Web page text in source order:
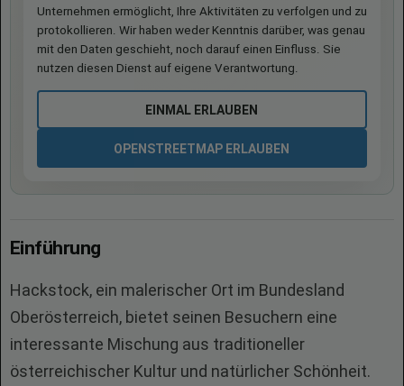
Unternehmen ermöglicht, Ihre Aktivitäten zu verfolgen und zu
protokollieren. Wir haben weder Kenntnis darüber, was genau
mit den Daten geschieht, noch darauf einen Einfluss. Sie
nutzen diesen Dienst auf eigene Verantwortung.
EINMAL ERLAUBEN
OPENSTREETMAP ERLAUBEN
Einführung
Hackstock, ein malerischer Ort im Bundesland
Oberösterreich, bietet seinen Besuchern eine
interessante Mischung aus traditioneller
österreichischer Kultur und natürlicher Schönheit.